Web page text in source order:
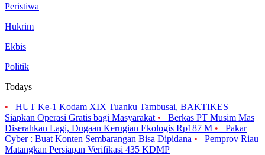
Peristiwa
Hukrim
Ekbis
Politik
Todays
•
HUT Ke-1 Kodam XIX Tuanku Tambusai, BAKTIKES
Siapkan Operasi Gratis bagi Masyarakat •
Berkas PT Musim Mas
Diserahkan Lagi, Dugaan Kerugian Ekologis Rp187 M •
Pakar
Cyber : Buat Konten Sembarangan Bisa Dipidana •
Pemprov Riau
Matangkan Persiapan Verifikasi 435 KDMP